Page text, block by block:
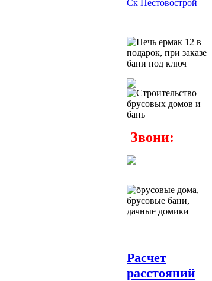
Звони:
Расчет
расстояний